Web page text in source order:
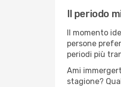
Il periodo
Il momento
persone
periodi più
Ami
stagione?